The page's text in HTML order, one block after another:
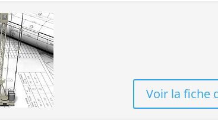
Voir la fiche